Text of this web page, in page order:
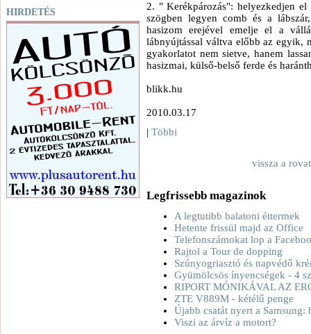
HIRDETÉS
2. " Kerékpározás": helyezkedjen
szögben legyen comb és a
hasizom erejével emelje el a
lábnyújtással váltva előbb az egyik,
gyakorlatot nem sietve, hanem
hasizmai, külső-belső ferde és
blikk.hu
2010.03.17
| Többi
vissza a
Legfrissebb magazinok
A legtutibb balatoni éttermek
Hetente frissül majd az Office
Telefonszámokat lop a
Rajtol a Tour de dopping
Szúnyogriasztó és napvédő
Gyümölcsös ínyencségek - 4
RIPORT MÓNIKÁVAL AZ
ZTE V889M - kétélű penge
Újabb csatát nyert a
Viszi az árvíz a motort?